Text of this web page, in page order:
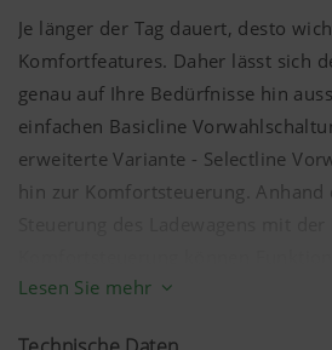
Je länger der Tag dauert, desto
Komfortfeatures. Daher lässt sich
genau auf Ihre Bedürfnisse hin
einfachen Basicline
erweiterte Variante - Selectline
hin zur Komfortsteuerung. Anhand
Sensing oder das
Lesen Sie mehr